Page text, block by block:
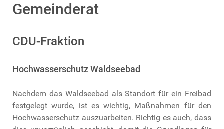
Gemeinderat
CDU-Fraktion
Hochwasserschutz Waldseebad
Nachdem das Waldseebad als Standort für ein Freibad
festgelegt wurde, ist es wichtig, Maßnahmen für den
Hochwasserschutz auszuarbeiten. Richtig es auch, dass